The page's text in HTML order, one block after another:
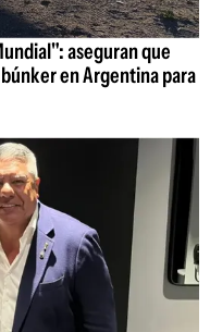
aseguran que
en Argentina para